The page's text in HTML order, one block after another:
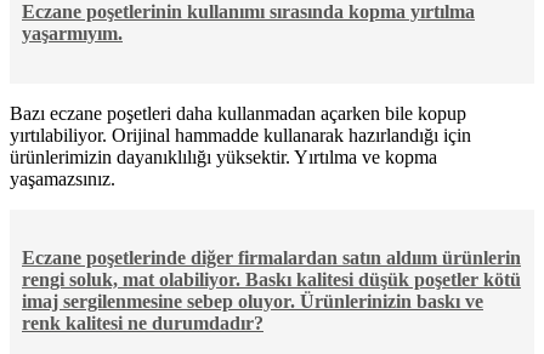
Eczane poşetlerinin kullanımı sırasında kopma yırtılma
yaşarmıyım.
Bazı eczane poşetleri daha kullanmadan açarken bile kopup
yırtılabiliyor. Orijinal hammadde kullanarak hazırlandığı için
ürünlerimizin dayanıklılığı yüksektir. Yırtılma ve kopma
yaşamazsınız.
Eczane poşetlerinde diğer firmalardan satın aldıım ürünlerin
rengi soluk, mat olabiliyor. Baskı kalitesi düşük poşetler kötü
imaj sergilenmesine sebep oluyor. Ürünlerinizin baskı ve
renk kalitesi ne durumdadır?